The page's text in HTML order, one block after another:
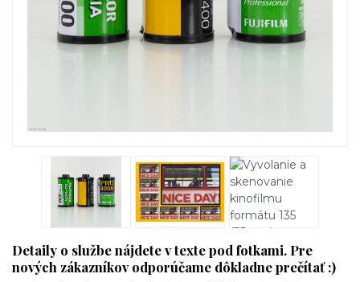
Detaily o službe nájdete v texte pod fotkami. Pre
nových zákazníkov odporúčame dôkladne prečítať :)